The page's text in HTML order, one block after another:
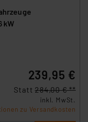
kW
239,95 €
Statt284,00 € **
inkl. MwSt.
zu Versandkosten